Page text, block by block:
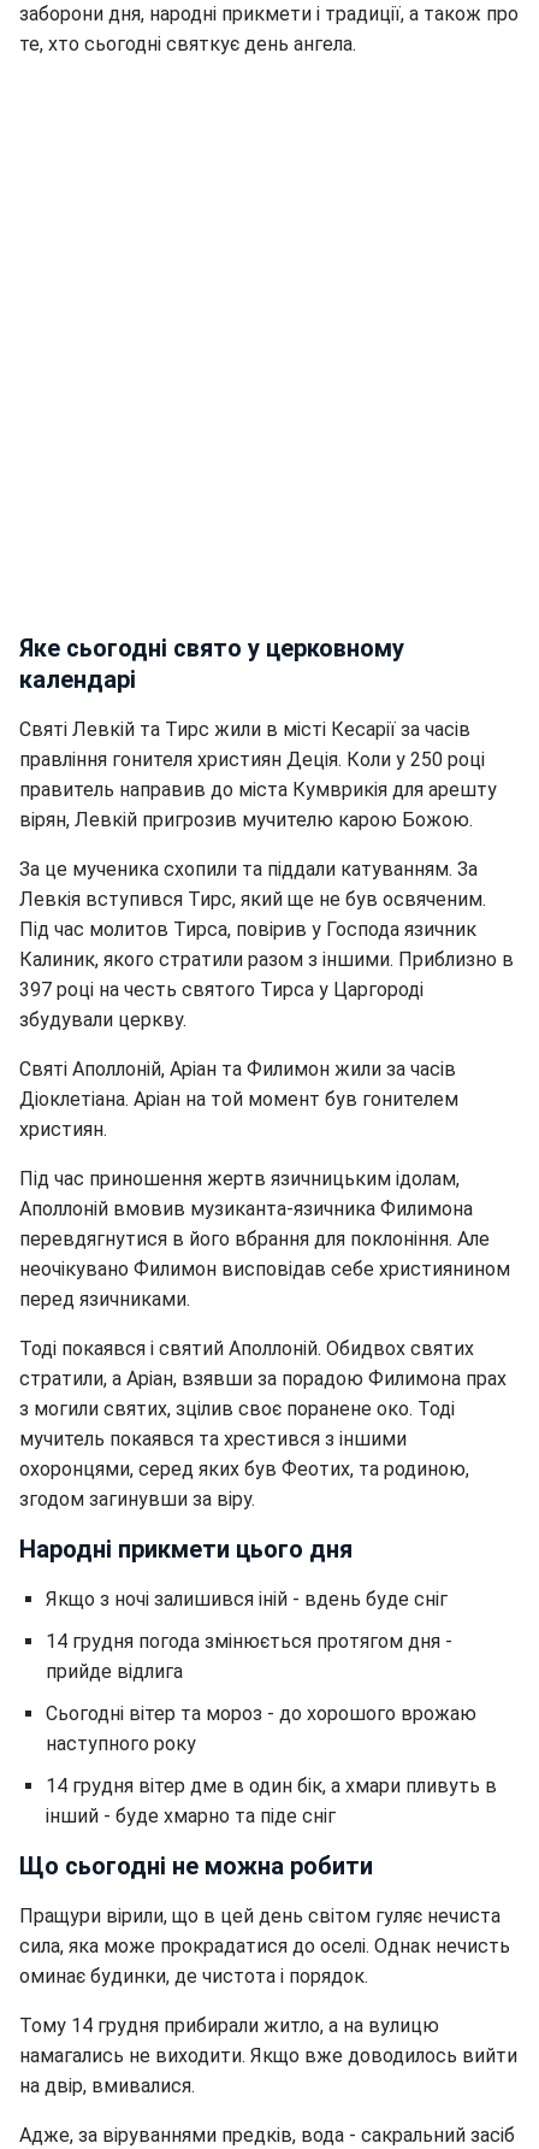
заборони дня, народні прикмети і традиції, а також про
те, хто сьогодні святкує день ангела.
Яке сьогодні свято у церковному
календарі
Святі Левкій та Тирс жили в місті Кесарії за часів
правління гонителя християн Деція. Коли у 250 році
правитель направив до міста Кумврикія для арешту
вірян, Левкій пригрозив мучителю карою Божою.
За це мученика схопили та піддали катуванням. За
Левкія вступився Тирс, який ще не був освяченим.
Під час молитов Тирса, повірив у Господа язичник
Калиник, якого стратили разом з іншими. Приблизно в
397 році на честь святого Тирса у Царгороді
збудували церкву.
Святі Аполлоній, Аріан та Филимон жили за часів
Діоклетіана. Аріан на той момент був гонителем
християн.
Під час приношення жертв язичницьким ідолам,
Аполлоній вмовив музиканта-язичника Филимона
перевдягнутися в його вбрання для поклоніння. Але
неочікувано Филимон висповідав себе християнином
перед язичниками.
Тоді покаявся і святий Аполлоній. Обидвох святих
стратили, а Аріан, взявши за порадою Филимона прах
з могили святих, зцілив своє поранене око. Тоді
мучитель покаявся та хрестився з іншими
охоронцями, серед яких був Феотих, та родиною,
згодом загинувши за віру.
Народні прикмети цього дня
Якщо з ночі залишився іній - вдень буде сніг
14 грудня погода змінюється протягом дня -
прийде відлига
Сьогодні вітер та мороз - до хорошого врожаю
наступного року
14 грудня вітер дме в один бік, а хмари пливуть в
інший - буде хмарно та піде сніг
Що сьогодні не можна робити
Пращури вірили, що в цей день світом гуляє нечиста
сила, яка може прокрадатися до оселі. Однак нечисть
оминає будинки, де чистота і порядок.
Тому 14 грудня прибирали житло, а на вулицю
намагались не виходити. Якщо вже доводилось вийти
на двір, вмивалися.
Адже, за віруваннями предків, вода - сакральний засіб